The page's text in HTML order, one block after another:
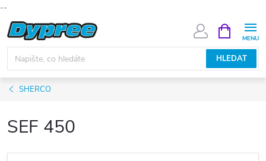
--
Přejít
na
obsah
HLEDAT
NÁKUPNÍ
KOŠÍK
SHERCO
SEF 450